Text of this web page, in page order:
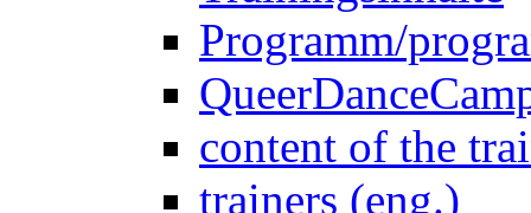
content of the
trainers (eng.)
Queer Dance
Inhalte QDC